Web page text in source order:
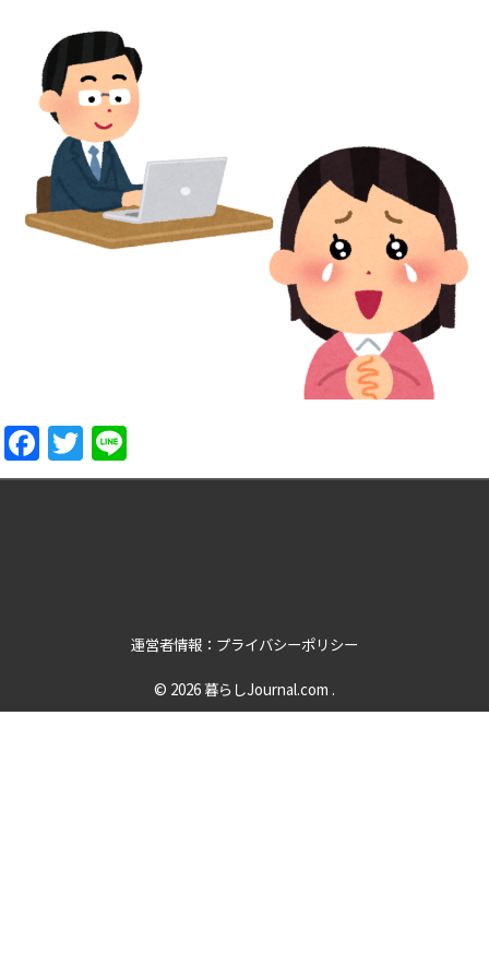
Facebook
Twitter
運営者情報：プライバシーポリシー
© 2026 暮らしJournal.com .